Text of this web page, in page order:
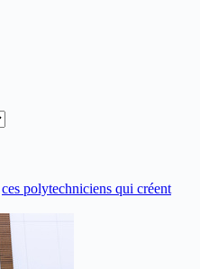
ces polytechniciens qui créent